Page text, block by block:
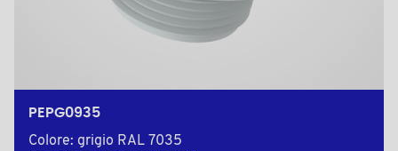
PEPG0935
Colore: grigio RAL 7035